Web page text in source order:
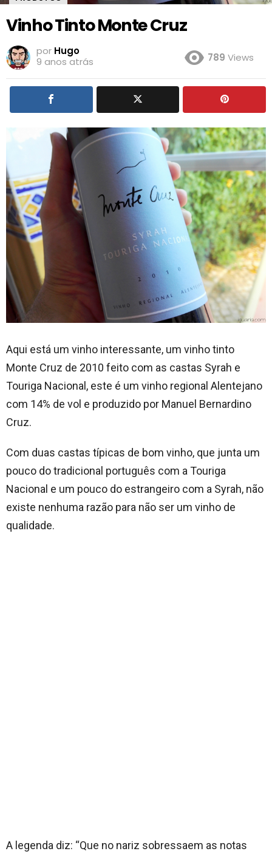
Vinho Tinto Monte Cruz
por Hugo
9 anos atrás
789 Views
Aqui está um vinho interessante, um vinho tinto
Monte Cruz de 2010 feito com as castas Syrah e
Touriga Nacional, este é um vinho regional Alentejano
com 14% de vol e produzido por Manuel Bernardino
Cruz.
Com duas castas típicas de bom vinho, que junta um
pouco do tradicional português com a Touriga
Nacional e um pouco do estrangeiro com a Syrah, não
existe nenhuma razão para não ser um vinho de
qualidade.
A legenda diz: “Que no nariz sobressaem as notas